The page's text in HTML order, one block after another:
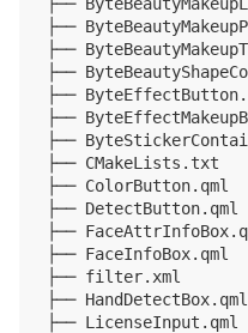
├──
├──
├──
├──
├──
├──
├── CMakeLists.txt
├── ColorButton.qml
├──
├──
├──
├── filter.xml
├──
├──